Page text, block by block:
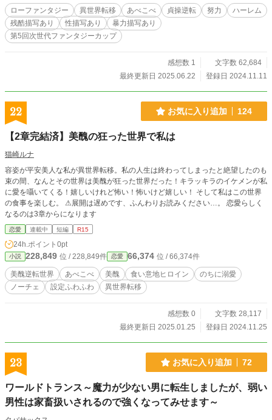
いか探していると、制作したNPCたちが暴れ回っているのを発見する NPCたち
の前に姿を現すが、襲われて気絶してしまう。病院で目を覚ました悠斗。そこで
世界が荒廃した原因は制作したNPCたちだと知らされる あべこべ世界に戸惑い
ながらも、地元の人々と協力し荒廃した世界を救うために立ち上がる 何故NPC
ローファンタジー 異世界転移 あべこべ 貞操逆転 努力
ハーレム
残酷描写あり
性描写あり
暴力描写あり
第5回次世代ファンタジーカップ
感想数 1
文字数 62,684
最終更新日 2025.06.22
登録日 2024.11.11
22 お気に入り追加 124
【2章完結済】美醜の狂った世界で私は
猫崎ルナ
容姿が平安美人な私が異世界転移。私の人生は終わってしまったと絶望したのも
束の間、なんとその世界は美醜が狂った世界だった！キラッキラのイケメンが私
に愛を囁いてくる！嬉しいけれど怖い！怖いけど嬉しい！ そして私はこの世界
の食事を楽しむ。 ⚠︎展開は遅めです、ふんわりお読みください…。 恋愛らしく
なるのは3章からになります
恋愛 連載中 短編 R15
24h.ポイント 0pt
小説 228,849 位 / 228,849件 恋愛 66,374 位 / 66,374件
美醜逆転世界 あべこべ 美醜 食い意地ヒロイン
のちに溺愛
ノーチェ
設定ふわふわ 異世界転移
感想数 0
文字数 28,117
最終更新日 2025.01.25
登録日 2024.11.25
23 お気に入り追加 72
ワールドトランス～魔力が少ない男に転生しましたが、弱い
男性は家畜扱いされるので強くなってみせます～